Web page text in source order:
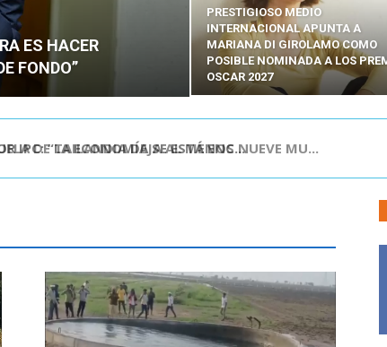
ES HACER
FONDO”
PRESTIGIOSO MEDIO
INTERNACIONAL APUNTA A
MARIANA DI GIROLAMO COMO
POSIBLE NOMINADA A LOS
OSCAR 2027
DE TAILANDIA DEJA AL MENOS NUEVE MU...